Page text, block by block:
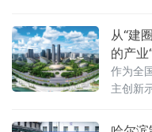
烟火气
不少店
标注着“
就在几
从“建
的产业
作为全
主创新
以及